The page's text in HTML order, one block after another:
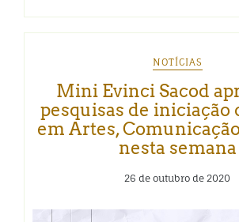
NOTÍCIAS
Mini Evinci Sacod
pesquisas de iniciação
em Artes,
nesta semana
26 de outubro de 2020